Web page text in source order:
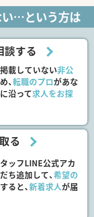
い…という方は
談する
載していない非公
、転職のプロがあな
沿って求人をお探
る
ッフLINE公式アカ
ち追加して、希望の
すると、新着求人が届